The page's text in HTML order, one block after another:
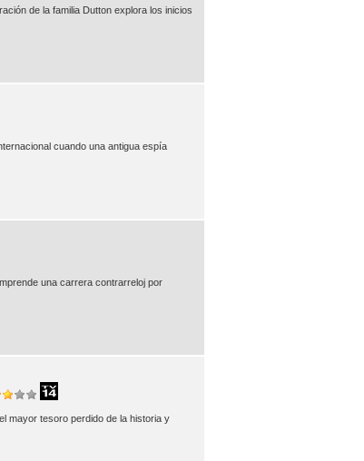
de la familia Dutton explora los inicios
cuando una antigua espía
una carrera contrarreloj por
mayor tesoro perdido de la historia y